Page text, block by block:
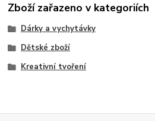
Zboží zařazeno v kategoriích
Dárky a vychytávky
Dětské zboží
Kreativní tvoření